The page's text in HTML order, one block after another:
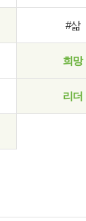
#삶
희망
리더